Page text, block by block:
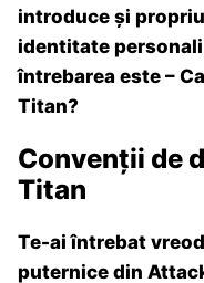
introduce și
identitate
întrebarea este –
Titan?
Convenții de
Titan
Te-ai întrebat
puternice din